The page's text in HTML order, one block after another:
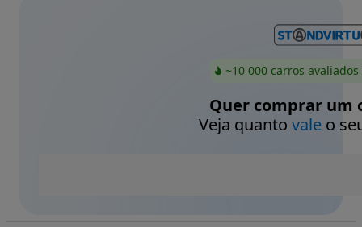
~10 000 carros
Quer comprar um
Veja quanto valeo